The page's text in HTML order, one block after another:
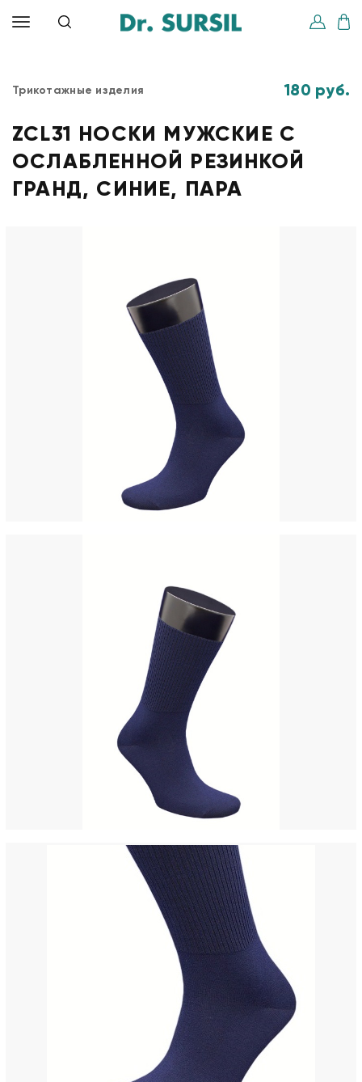
Трикотажные изделия 180 руб.
ZCL31 НОСКИ МУЖСКИЕ С
ОСЛАБЛЕННОЙ РЕЗИНКОЙ
ГРАНД, СИНИЕ, ПАРА